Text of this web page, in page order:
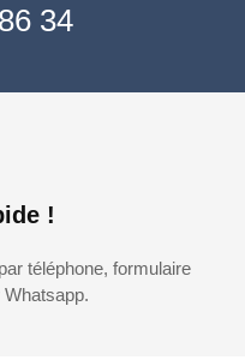
34
!
téléphone, formulaire